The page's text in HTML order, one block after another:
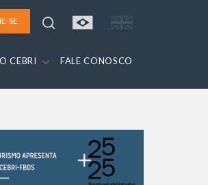
SE
CEBRI FALE CONOSCO